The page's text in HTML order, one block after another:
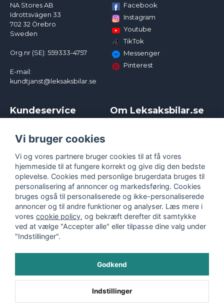
NA Stores AB
Idrottsvägen 33
702 32 Örebro
Sweden
Org.nr (SE): 559333-4757
E-mail:
kundtjanst@leksaksbilar.se
Facebook
Instagram
Youtube
TikTok
Messenger
Pinterest
Kundeservice
Kampagner og rabatter
Reklamation
Policy chase cars
Returnera
Logga in
Om Leksaksbilar.se
Handelsbetingelser
Persondatapolitik
Cookies
Vi bruger cookies
Vi og vores partnere bruger cookies til at få vores
hjemmeside til at fungere korrekt og give dig den bedste
oplevelse. Cookies med personlige brugerdata bruges til
personalisering af annoncer og markedsføring. Cookies
bruges også til personaliserede og ikke-personaliserede
annoncer og til andre funktioner og analyser. Læs mere i
vores cookie policy, og bekræft derefter dit samtykke
ved at vælge "Accepter alle" eller tilpasse dine valg under
"Indstillinger".
Godkend
Indstillinger